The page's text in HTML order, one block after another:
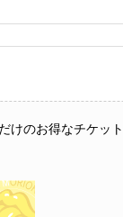
けのお得なチケッ